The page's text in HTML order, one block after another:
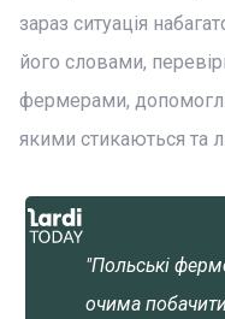
зараз ситуація
його словами,
фермерами,
якими стикаються та
"Польські
очима